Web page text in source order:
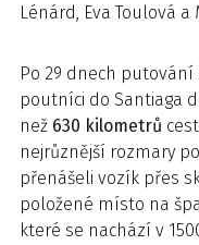
Lénárd, Eva Toulová a
Po 29 dnech
poutníci do Santiaga
než 630 kilometrů
nejrůznější rozmary
přenášeli vozík přes
položené místo na
které se nachází v